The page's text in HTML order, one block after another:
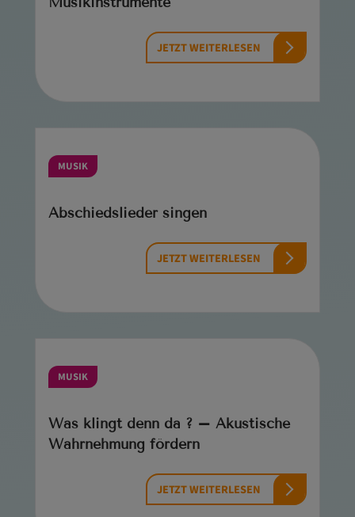
JETZT WEITERLESEN
MUSIK
Abschiedslieder singen
JETZT WEITERLESEN
MUSIK
Was klingt denn da ? – Akustische
Wahrnehmung fördern
JETZT WEITERLESEN